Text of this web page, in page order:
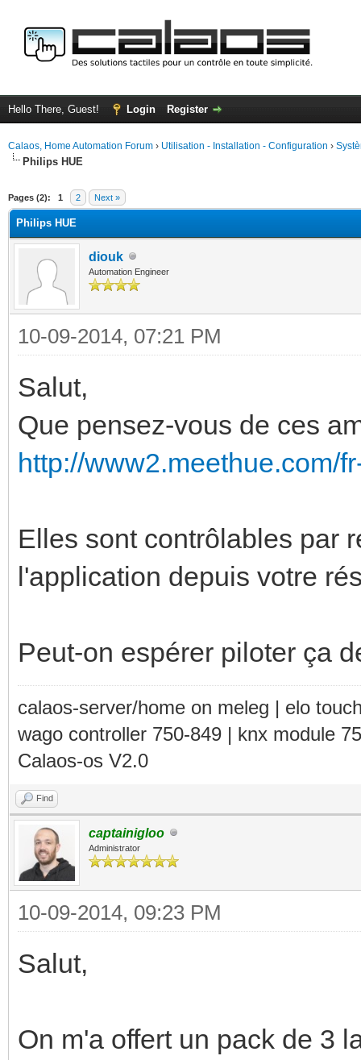
Hello There, Guest! Login Register
Calaos, Home Automation Forum › Utilisation - Installation - Configuration ›
Philips HUE
Pages (2): 1 2 Next »
Philips HUE
diouk
Automation Engineer
10-09-2014, 07:21 PM
Salut,
Que pensez-vous de ces
http://www2.meethue.com/
Elles sont contrôlables par
l'application depuis votre
Peut-on espérer piloter ça
calaos-server/home on meleg | elo
wago controller 750-849 | knx module
Calaos-os V2.0
Find
captainigloo
Administrator
10-09-2014, 09:23 PM
Salut,
On m'a offert un pack de 3